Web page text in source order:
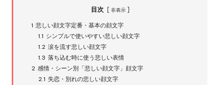
目次 非表示
1 悲しい顔文字定番・基本の顔文字
1.1 シンプルで使いやすい悲しい顔文字
1.2 涙を流す悲しい顔文字
1.3 落ち込む時に使う悲しい表情
2 感情・シーン別「悲しい顔文字」顔文字
2.1 失恋・別れの悲しい顔文字